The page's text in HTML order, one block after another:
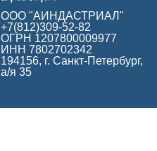
ООО "АИНДАСТРИАЛ"
+7(812)309-52-82
ОГРН 1207800009977
ИНН 7802702342
194156, г. Санкт-Петербург,
а/я 35